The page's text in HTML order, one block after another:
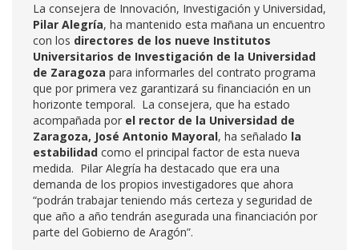
La consejera de Innovación, Investigación y Universidad,
Pilar Alegría, ha mantenido esta mañana un encuentro
con los directores de los nueve Institutos
Universitarios de Investigación de la Universidad
de Zaragoza para informarles del contrato programa
que por primera vez garantizará su financiación en un
horizonte temporal. La consejera, que ha estado
acompañada por el rector de la Universidad de
Zaragoza, José Antonio Mayoral, ha señalado la
estabilidad como el principal factor de esta nueva
medida. Pilar Alegría ha destacado que era una
demanda de los propios investigadores que ahora
“podrán trabajar teniendo más certeza y seguridad de
que año a año tendrán asegurada una financiación por
parte del Gobierno de Aragón”.